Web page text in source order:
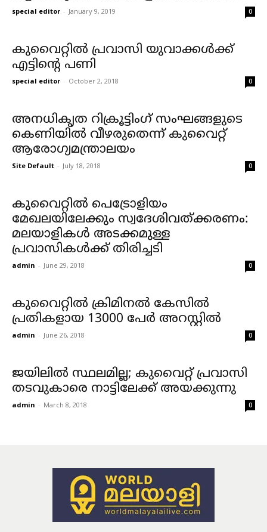
special editor - January 9, 2019 0
കുവൈറ്റില്‍ പ്രവാസി യുവാക്കള്‍ക്ക്
എട്ടിന്റെ പണി
special editor - October 2, 2018 0
അനധികൃത റിക്രൂട്ടിംഗ് സംഘങ്ങളുടെ
കെണിയില്‍ വീഴരുതെന്ന് കുവൈറ്റ്
ആരോഗ്യമന്ത്രാലയം
Site Default - July 18, 2018 0
കുവൈറ്റില്‍ പെട്രോളിയം
മേഖലയിലേക്കും സ്വദേശിവത്ക്കരണം:
മലയാളികള്‍ അടക്കമുള്ള
പ്രവാസികള്‍ക്ക് തിരിച്ചടി
admin - June 29, 2018 0
കുവൈറ്റില്‍ ക്രിമിനല്‍ കേസില്‍
പ്രതികളായ 13000 പേര്‍ അറസ്റ്റില്‍
admin - June 26, 2018 0
ജയിലില്‍ സ്ഥലമില്ല; കുവൈറ്റ് പ്രവാസി
തടവുകാരെ നാട്ടിലേക്ക് അയക്കുന്നു
admin - March 8, 2018 0